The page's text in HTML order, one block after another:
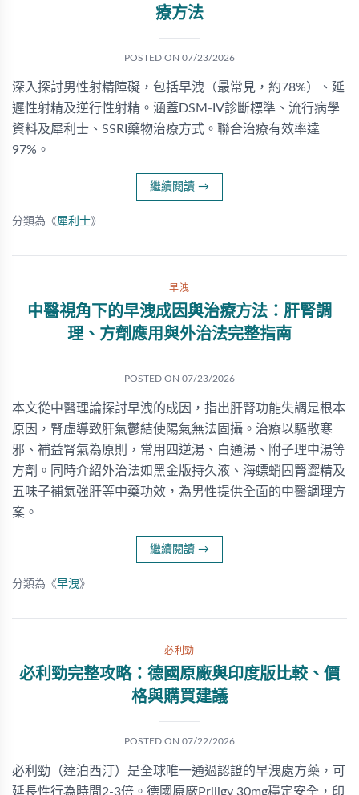
療方法
POSTED ON 07/23/2026
深入探討男性射精障礙，包括早洩（最常見，約78%）、延
遲性射精及逆行性射精。涵蓋DSM-IV診斷標準、流行病學
資料及犀利士、SSRI藥物治療方式。聯合治療有效率達
97%。
繼續閱讀 →
分類為《犀利士》
早洩
中醫視角下的早洩成因與治療方法：肝腎調
理、方劑應用與外治法完整指南
POSTED ON 07/23/2026
本文從中醫理論探討早洩的成因，指出肝腎功能失調是根本
原因，腎虛導致肝氣鬱結使陽氣無法固攝。治療以驅散寒
邪、補益腎氣為原則，常用四逆湯、白通湯、附子理中湯等
方劑。同時介紹外治法如黑金版持久液、海螵蛸固腎澀精及
五味子補氣強肝等中藥功效，為男性提供全面的中醫調理方
案。
繼續閱讀 →
分類為《早洩》
必利勁
必利勁完整攻略：德國原廠與印度版比較、價
格與購買建議
POSTED ON 07/22/2026
必利勁（達泊西汀）是全球唯一通過認證的早洩處方藥，可
延長性行為時間2-3倍。德國原廠Priligy 30mg穩定安全，印